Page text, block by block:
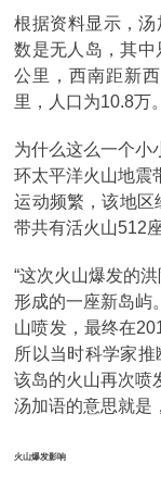
根据资料显示，
数是无人岛，其
公里，西南距新
里，人口为10.8万。
为什么这么一个小
环太平洋火山地震
运动频繁，该地区
带共有活火山512
“这次火山爆发的
形成的一座新岛屿
山喷发，最终在
所以当时科学家
该岛的火山再次喷
汤加语的意思就是
火山爆发影响